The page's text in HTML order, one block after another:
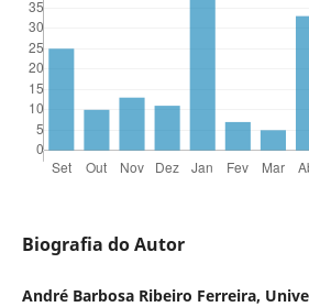
Biografia do Autor
André Barbosa Ribeiro Ferreira,